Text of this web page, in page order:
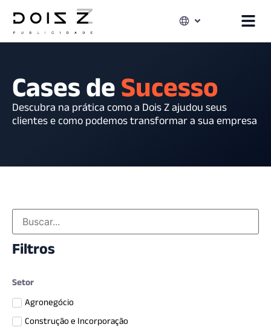
Cases de Sucesso
Descubra na prática como a Dois Z ajudou seus
clientes e como podemos transformar a sua empresa
Filtros
Setor
Agronegócio
Construção e Incorporação